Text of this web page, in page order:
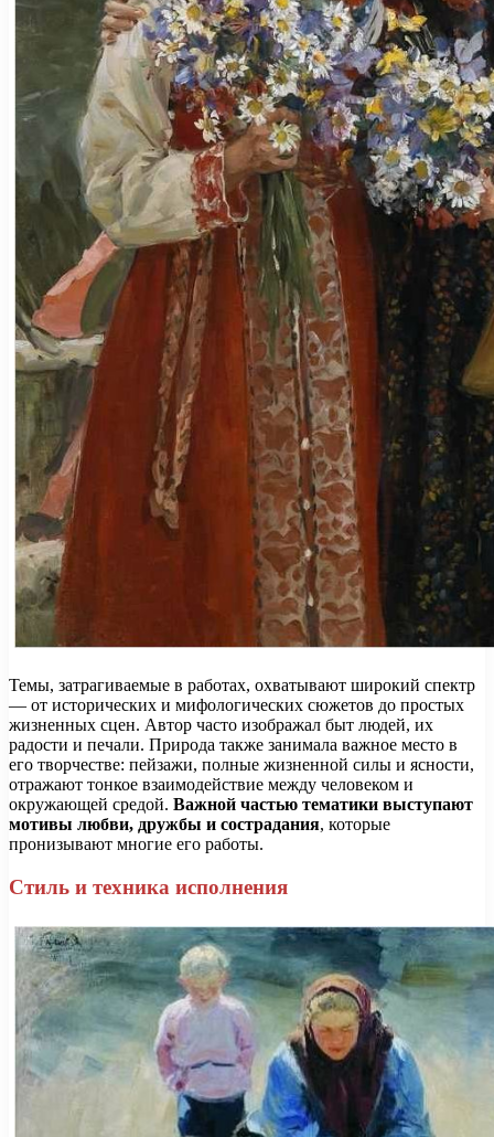
Темы, затрагиваемые в работах, охватывают широкий спектр
— от исторических и мифологических сюжетов до простых
жизненных сцен. Автор часто изображал быт людей, их
радости и печали. Природа также занимала важное место в
его творчестве: пейзажи, полные жизненной силы и ясности,
отражают тонкое взаимодействие между человеком и
окружающей средой. Важной частью тематики выступают
мотивы любви, дружбы и сострадания, которые
пронизывают многие его работы.
Стиль и техника исполнения